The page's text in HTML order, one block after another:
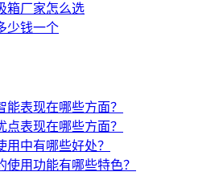
箱厂家怎么选
少钱一个
能表现在哪些方面？
点表现在哪些方面？
用中有哪些好处？
使用功能有哪些特色？